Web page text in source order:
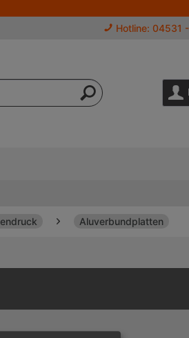
Hotline: 04531
Aluverbundplatten